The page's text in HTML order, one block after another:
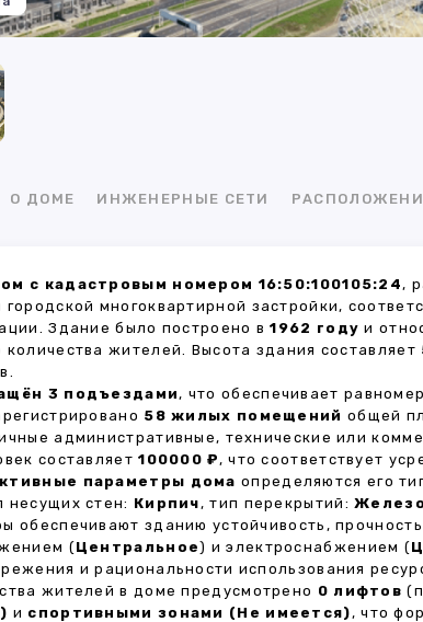
О ДОМЕ ИНЖЕНЕРНЫЕ СЕТИ
с кадастровым номером 16:50:100105:24,
городской многоквартирной застройки,
Здание было построено в1962 году и
количества жителей. Высота здания составляет
3 подъездами, что обеспечивает
58 жилых помещений общей
административные, технические или
составляет100000 ₽, что соответствует
параметры дома определяются его
несущих стен: Кирпич, тип перекрытий:
обеспечивают зданию устойчивость,
(Центральное) и электроснабжением (
и рациональности использования
жителей в доме предусмотрено 0 лифтов
и спортивными зонами (Не имеется), что